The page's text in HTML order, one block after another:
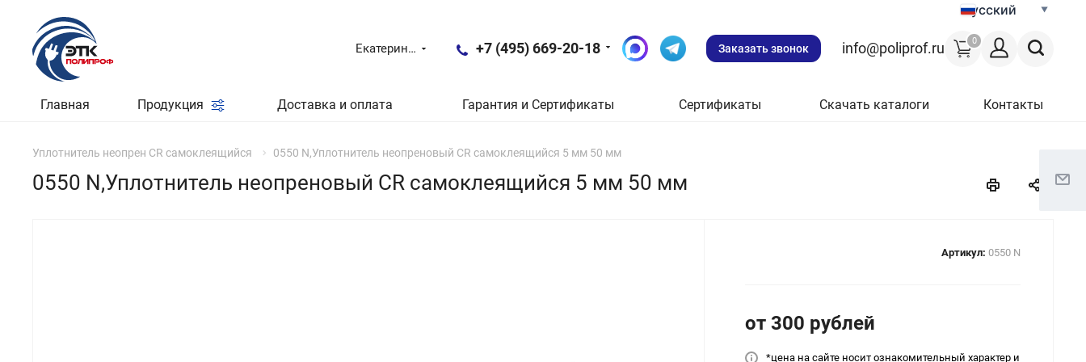
Русский
0
Екатеринбург +7 (495) 669-20-18 Заказать звонок info@poliprof.ru
Главная Продукция Доставка и оплата Гарантия и Сертификаты Сертификаты Скачать каталоги Контакты
Уплотнитель неопрен CR самоклеящийся 0550 N,Уплотнитель неопреновый CR самоклеящийся 5 мм 50 мм
0550 N,Уплотнитель неопреновый CR самоклеящийся 5 мм 50 мм
Артикул: 0550 N
от 300 рублей
*цена на сайте носит ознакомительный характер и